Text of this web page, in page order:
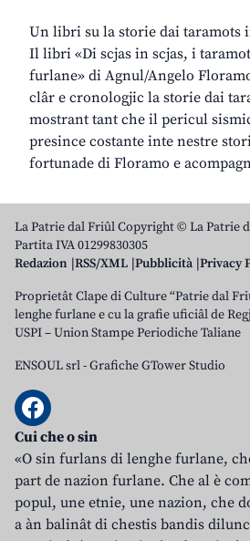
Un libri su la storie dai taramots
Il libri «Di scjas in scjas, i
furlane» di Agnul/Angelo
clâr e cronologjic la storie dai
mostrant tant che il pericul
presince costante inte nestre
fortunade di Floramo e
La Patrie dal Friûl Copyright © La Patrie
Partita IVA 01299830305
Redazion RSS/XML Pubblicità Privacy
Proprietât Clape di Culture “Patrie dal
lenghe furlane e cu la grafie uficiâl de
USPI – Union Stampe Periodiche Taliane
ENSOUL srl-Grafiche GTower Studio
Cui che o sin
«O sin furlans di lenghe furlane,
part de nazion furlane. Che al è
popul, une etnie, une nazion, che
a àn balinât di chestis bandis